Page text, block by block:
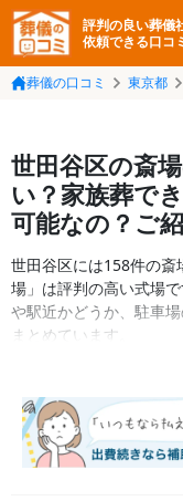
評判の良い葬儀
依頼できる口コ
葬儀の口コミ 東京都
世田谷区の斎
い？家族葬で
可能なの？ご
世田谷区には158件の
場」は評判の高い式場
や駅近かどうか、駐車
まとめています。